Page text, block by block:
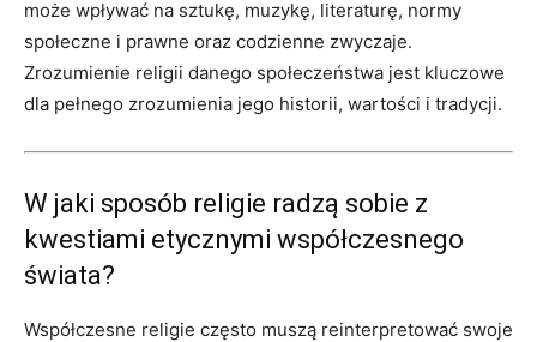
może wpływać na sztukę, muzykę, literaturę, normy
społeczne i prawne oraz codzienne zwyczaje.
Zrozumienie religii danego społeczeństwa jest kluczowe
dla pełnego zrozumienia jego historii, wartości i tradycji.
W jaki sposób religie radzą sobie z
kwestiami etycznymi współczesnego
świata?
Współczesne religie często muszą reinterpretować swoje